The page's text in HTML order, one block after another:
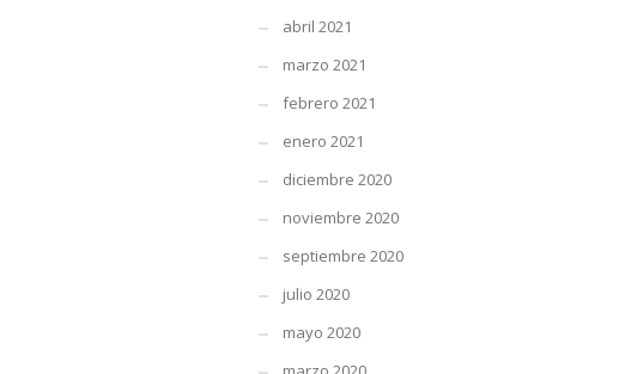
abril 2021
marzo 2021
febrero 2021
enero 2021
diciembre 2020
noviembre 2020
septiembre 2020
julio 2020
mayo 2020